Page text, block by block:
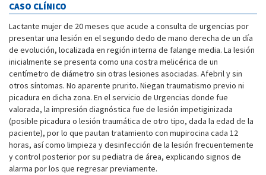
CASO CLÍNICO
Lactante mujer de 20 meses que acude a consulta de urgencias por
presentar una lesión en el segundo dedo de mano derecha de un día
de evolución, localizada en región interna de falange media. La lesión
inicialmente se presenta como una costra melicérica de un
centímetro de diámetro sin otras lesiones asociadas. Afebril y sin
otros síntomas. No aparente prurito. Niegan traumatismo previo ni
picadura en dicha zona. En el servicio de Urgencias donde fue
valorada, la impresión diagnóstica fue de lesión impetiginizada
(posible picadura o lesión traumática de otro tipo, dada la edad de la
paciente), por lo que pautan tratamiento con mupirocina cada 12
horas, así como limpieza y desinfección de la lesión frecuentemente
y control posterior por su pediatra de área, explicando signos de
alarma por los que regresar previamente.